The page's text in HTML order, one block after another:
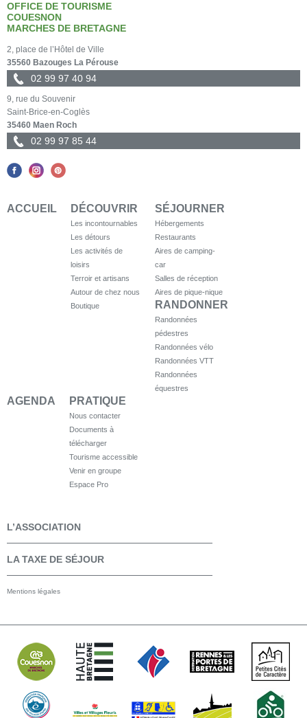
OFFICE DE TOURISME
COUESNON
MARCHES DE BRETAGNE
2, place de l’Hôtel de Ville
35560 Bazouges La Pérouse
02 99 97 40 94
9, rue du Souvenir
Saint-Brice-en-Coglès
35460 Maen Roch
02 99 97 85 44
ACCUEIL DÉCOUVRIR
Les incontournables
Les détours
Les activités de
loisirs
Terroir et artisans
Autour de chez nous
Boutique
SÉJOURNER
Hébergements
Restaurants
Aires de camping-
car
Salles de réception
Aires de pique-nique
RANDONNER
Randonnées
pédestres
Randonnées vélo
Randonnées VTT
Randonnées
équestres
AGENDA PRATIQUE
Nous contacter
Documents à
télécharger
Tourisme accessible
Venir en groupe
Espace Pro
L’ASSOCIATION
LA TAXE DE SÉJOUR
Mentions légales